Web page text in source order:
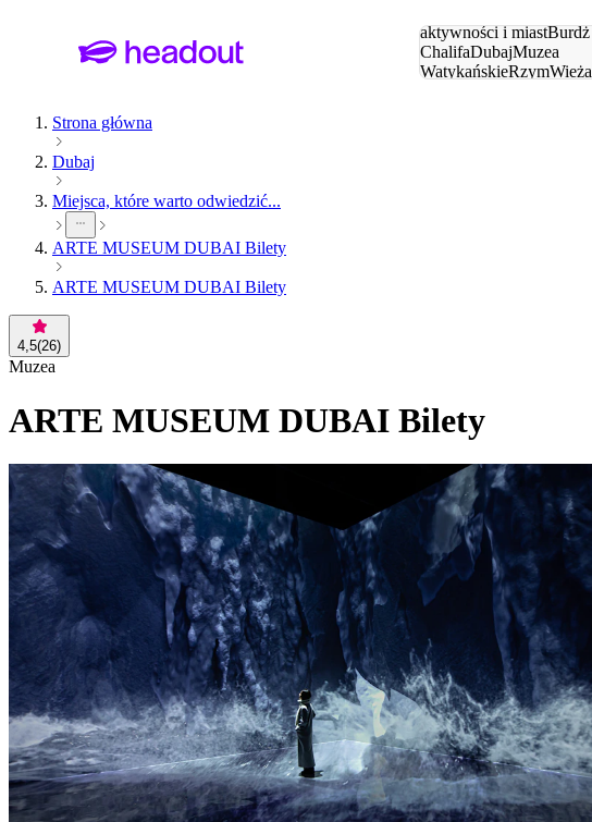
aktywności i miastBurdż
ChalifaDubajMuzea
WatykańskieRzymWieża
Strona główna
Dubaj
Miejsca, które warto odwiedzić...
ARTE MUSEUM DUBAI Bilety
ARTE MUSEUM DUBAI Bilety
4,5(26)
Muzea
ARTE MUSEUM DUBAI Bilety